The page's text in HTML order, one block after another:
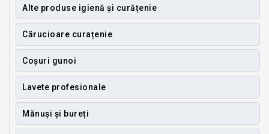
Alte produse igienă și curățenie
Cărucioare curațenie
Coșuri gunoi
Lavete profesionale
Mănuși și bureți